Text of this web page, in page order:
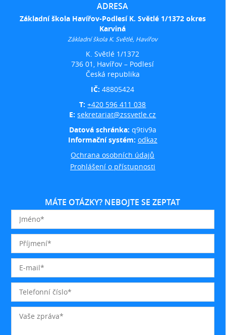
ADRESA
Základní škola Havířov-Podlesí K. Světlé 1/1372 okres
Karviná
Základní škola K. Světlé, Havířov
K. Světlé 1/1372
736 01, Havířov – Podlesí
Česká republika
IČ:48805424
T:+420 596 411 038
E:sekretariat@zssvetle.cz
Datová schránka: q9tiv9a
Informační systém: odkaz
Ochrana osobních údajů
Prohlášení o přístupnosti
MÁTE OTÁZKY? NEBOJTE SE ZEPTAT